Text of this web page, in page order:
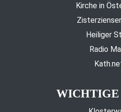
Kirche in
Heiliger
Radio